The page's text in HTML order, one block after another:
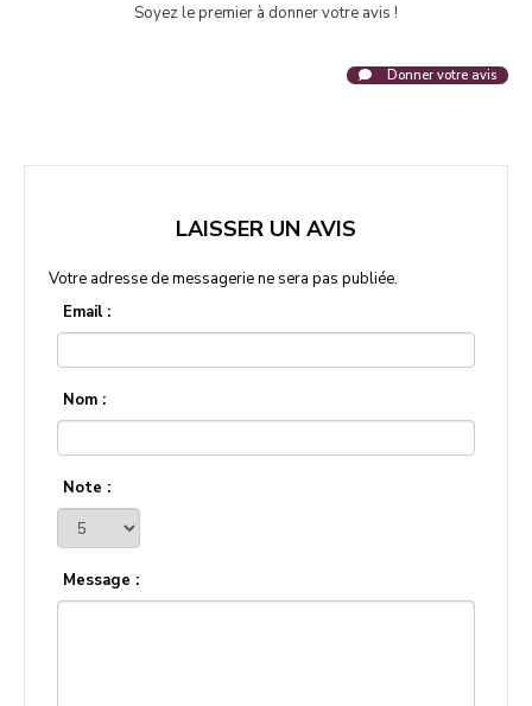
Soyez le premier à donner votre avis !
Donner votre avis
LAISSER UN AVIS
Votre adresse de messagerie ne sera pas publiée.
Email :
Nom :
Note :
Message :